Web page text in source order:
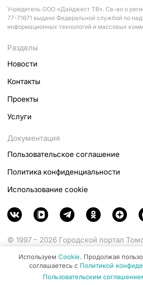
Учредитель ООО «Дайджест ТВ». Св-во о
77-71671 выдано Федеральной службой по
информационных технологий и массовых
Разделы
Новости
Контакты
Проекты
Услуги
Документация
Пользовательское соглашение
Политика конфиденциальности
Использование cookie
© 1997 – 2026 Городской портал
Министерства цифрового развития,
коммуникаций Российской
Используем Cookie. Продолжая
соглашаетесь с Политикой
Пользовательским